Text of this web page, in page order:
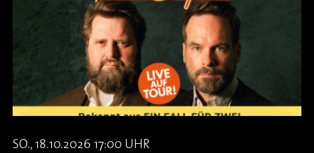
SO., 18.10.2026 17:00 UHR